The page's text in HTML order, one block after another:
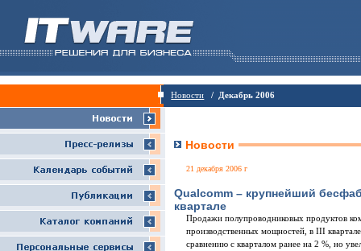
Новости / Декабрь 2006
Новости
21 декабря 2006 г
Qualcomm – крупнейший
квартале
Продажи полупроводниковых продуктов
производственных мощностей, в III
сравнению с кварталом ранее на 2 %, но